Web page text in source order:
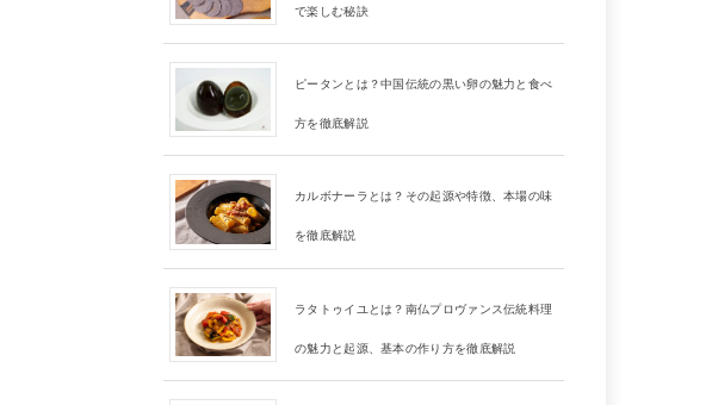
で楽しむ秘訣
ピータンとは？中国伝統の黒い卵の魅力と食べ
方を徹底解説
カルボナーラとは？その起源や特徴、本場の味
を徹底解説
ラタトゥイユとは？南仏プロヴァンス伝統料理
の魅力と起源、基本の作り方を徹底解説